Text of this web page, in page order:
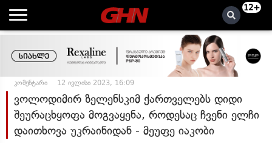
12+
კომენტარი 12 ივლისი 2023, 16:09
ვოლოდიმირ ზელენსკიმ ქართველებს დიდი
შეურაცხყოფა მოგვაყენა, როდესაც ჩვენი ელჩი
დაითხოვა უკრაინიდან - მეუფე იაკობი